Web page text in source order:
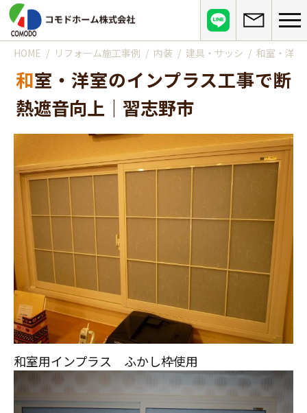
コモドホームについて
コモドホームの特長
リピート率70%超の理由
挑戦！地域No.1
コモドホームの実績
お客様の声
工事日記
実績マンションリスト
お役立ち情報
リフォームに役立つ情報
はじめてのリフォーム
リフォームに必要な知識
リフォームにかかる費用
その他
リフォームの流れ
よくある質問
メディア紹介
介護保険適用の住宅改修について
インフォメーション
会社概要
政府や行政への登録情報
店舗情報
スタッフ紹介
職人募集
お問い合わせ
HOME リフォーム施工事例 内装 建具・サッシ 和室・洋
和室・洋室のインプラス工事で断
熱遮音向上｜習志野市
和室用インプラス ふかし枠使用